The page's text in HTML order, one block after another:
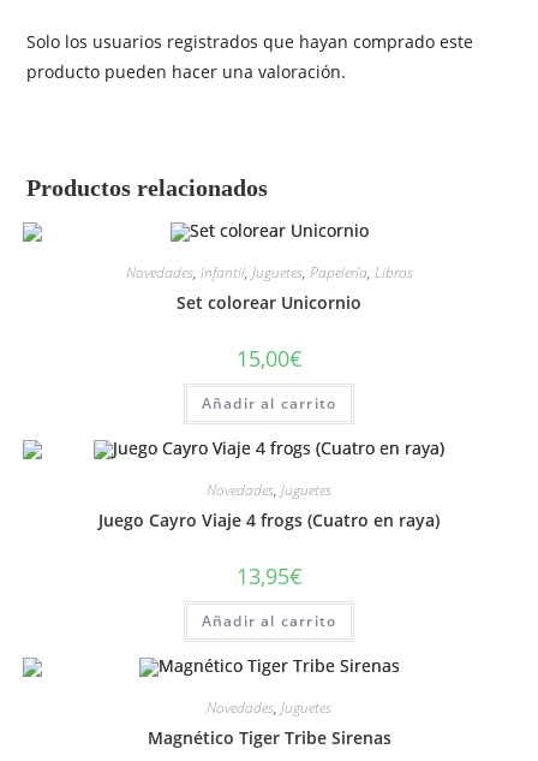
Solo los usuarios registrados que hayan comprado este
producto pueden hacer una valoración.
Productos relacionados
Novedades, Infantil, Juguetes, Papelería, Libros
Set colorear Unicornio
15,00€
Añadir al carrito
Novedades, Juguetes
Juego Cayro Viaje 4 frogs (Cuatro en raya)
13,95€
Añadir al carrito
Novedades, Juguetes
Magnético Tiger Tribe Sirenas